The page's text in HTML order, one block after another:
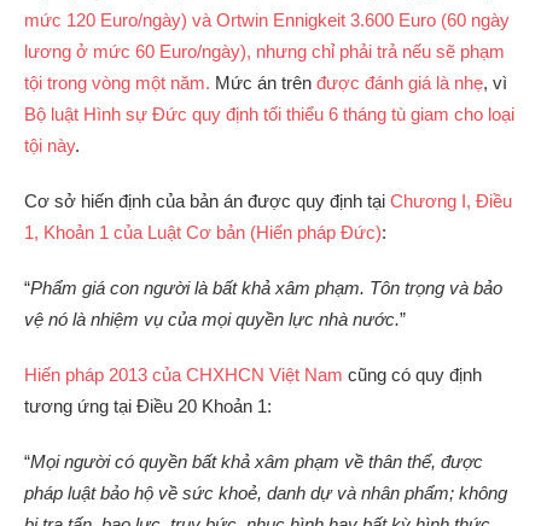
mức 120 Euro/ngày) và Ortwin Ennigkeit 3.600 Euro (60 ngày
lương ở mức 60 Euro/ngày), nhưng chỉ phải trả nếu sẽ phạm
tội trong vòng một năm. Mức án trên được đánh giá là nhẹ, vì
Bộ luật Hình sự Đức quy định tối thiểu 6 tháng tù giam cho loại
tội này.
Cơ sở hiến định của bản án được quy định tại Chương I, Điều
1, Khoản 1 của Luật Cơ bản (Hiến pháp Đức):
“Phẩm giá con người là bất khả xâm phạm. Tôn trọng và bảo
vệ nó là nhiệm vụ của mọi quyền lực nhà nước.”
Hiến pháp 2013 của CHXHCN Việt Nam cũng có quy định
tương ứng tại Điều 20 Khoản 1:
“Mọi người có quyền bất khả xâm phạm về thân thể, được
pháp luật bảo hộ về sức khoẻ, danh dự và nhân phẩm; không